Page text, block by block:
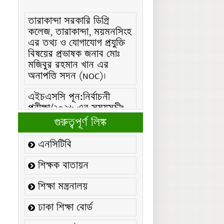
কলেজ, তারাকান্দা, ময়মনসিংহ
এর তথ্য ও যোগাযোগ প্রযুক্তি
বিষয়ের প্রভাষক জনাব মোঃ
মজিবুর রহমান খান এর
অনাপত্তি সদন (NOC)।
এইচএসসি পূন:নির্বাচনী
পরীক্ষা/২০২৬ এর সময়সূচীঃ
এইচএসসি (বিএমটি) ফরম
পূরণ/২০২৬ বিজ্ঞপ্তিঃ
এইচএসসি ফরম/২০২৬ পূরণ
বিজ্ঞপ্তিঃ
২১ ফেব্রুয়ারি/২০২৬ ইং
তারিখে “শহিদ দিবস ও
আন্তর্জাতিক মাতৃভাষা
দিবস-২০২৬ উদযাপন
গুরুত্বপূর্ণ লিঙ্ক
এনসিটিবি
শিক্ষক বাতায়ন
শিক্ষা মন্ত্রনালয়
ঢাকা শিক্ষা বোর্ড